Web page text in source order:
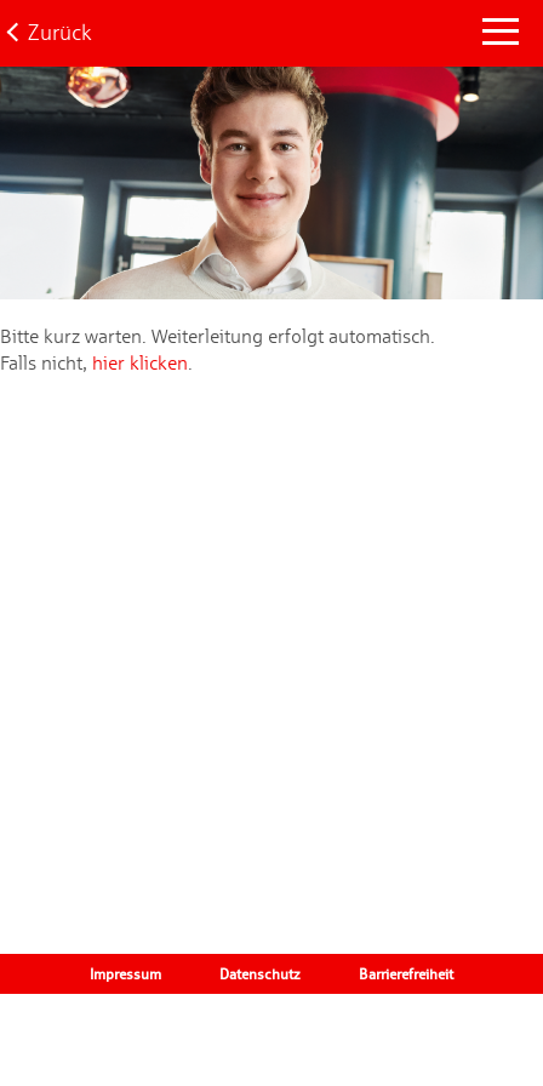
Zurück
Bitte kurz warten. Weiterleitung erfolgt automatisch.
Falls nicht, hier klicken.
Impressum Datenschutz Barrierefreiheit